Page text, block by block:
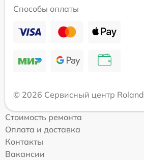
Способы оплаты
© 2026 Сервисный центр Roland
Стоимость ремонта
Оплата и доставка
Контакты
Вакансии